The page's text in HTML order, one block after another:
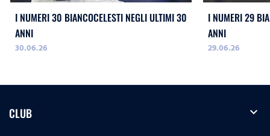
I NUMERI 30 BIANCOCELESTI NEGLI ULTIMI 30
ANNI
30.06.26
I NUMERI 29
ANNI
29.06.26
CLUB expand_more